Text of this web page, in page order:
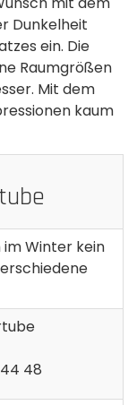
Dunkelheit
ein. Die
Raumgrößen
Mit dem
kaum
Winter kein
48